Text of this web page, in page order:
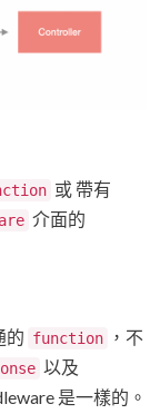
或 帶有
介面的
的 function
，不
以及
是一樣的。